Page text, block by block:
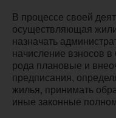
В процессе своей
осуществляющая
назначать
начисление взносов
рода плановые и
предписания,
жилья, принимать
иные законные